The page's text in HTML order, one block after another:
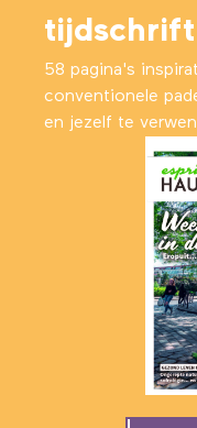
tijdschrift
58 pagina's
conventionele
en jezelf te